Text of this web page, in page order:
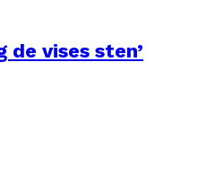
de vises sten’